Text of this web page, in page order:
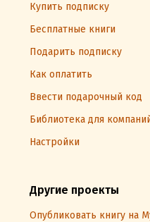
Купить подписку
Бесплатные книги
Подарить подписку
Как оплатить
Ввести подарочный код
Библиотека для
Настройки
Другие проекты
Опубликовать книгу на